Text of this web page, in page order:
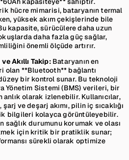
hücre mimarisi, bataryanın termal
yüksek akım çekişlerinde bile
kapasite, sürücülere daha uzun
daha fazla güç sağlar,
önemli ölçüde artırır.
Akıllı Takip:Bataryanın en
olan **Bluetooth** bağlantı
bir kontrol sunar. Bu teknoloji
Yönetim Sistemi (BMS) verileri, bir
olarak izlenebilir. Kullanıcılar,
ve deşarj akımı, pilin iç sıcaklığı
bilgileri kolayca görüntüleyebilir.
sağlık durumunu korumak ve olası
için kritik bir pratiklik sunar;
sürekli olarak optimize